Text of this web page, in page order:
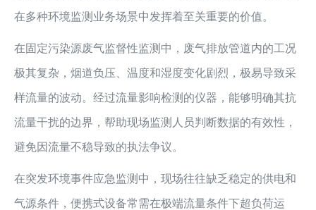
在多种环境监测业务场景中发挥着至关重要的价值。
在固定污染源废气监督性监测中，废气排放管道内的工况
极其复杂，烟道负压、温度和湿度变化剧烈，极易导致采
样流量的波动。经过流量影响检测的仪器，能够明确其抗
流量干扰的边界，帮助现场监测人员判断数据的有效性，
避免因流量不稳导致的执法争议。
在突发环境事件应急监测中，现场往往缺乏稳定的供电和
气源条件，便携式设备常需在极端流量条件下超负荷运